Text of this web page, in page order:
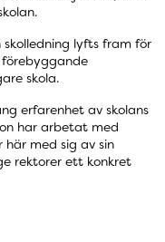
lyfts fram för
skola.
erfarenhet av skolans
har arbetat med
med sig av sin
rektorer ett konkret